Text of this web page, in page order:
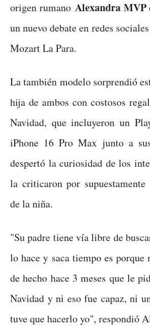
origen rumano Alexandra MVP
un nuevo debate en redes
Mozart La Para.
La también modelo sorprendió
hija de ambos con costosos
Navidad, que incluyeron un
iPhone 16 Pro Max junto a
despertó la curiosidad de los
la criticaron por
de la niña.
"Su padre tiene vía libre de
lo hace y saca tiempo es porque
de hecho hace 3 meses que le
Navidad y ni eso fue capaz, ni
tuve que hacerlo yo", respondió